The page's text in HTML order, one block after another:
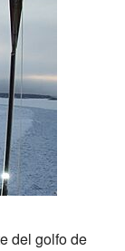
del golfo de